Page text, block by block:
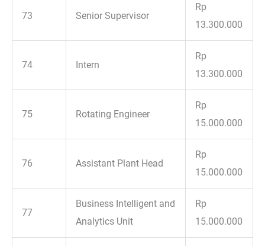
73 Senior Supervisor
Rp
13.300.000
74 Intern
Rp
13.300.000
75 Rotating Engineer
Rp
15.000.000
76 Assistant Plant Head
Rp
15.000.000
77
Business Intelligent and
Analytics Unit
Rp
15.000.000